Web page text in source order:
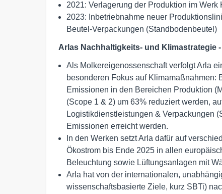
2021: Verlagerung der Produktion im Werk
2023: Inbetriebnahme neuer
Beutel-Verpackungen (Standbodenbeutel)
Arlas Nachhaltigkeits- und Klimastrategie
Als Molkereigenossenschaft verfolgt Arla
besonderen Fokus auf Klimamaßnahmen:
Emissionen in den Bereichen Produktion
(Scope 1 & 2) um 63% reduziert werden,
Logistikdienstleistungen & Verpackungen
Emissionen erreicht werden.
In den Werken setzt Arla dafür auf
Ökostrom bis Ende 2025 in allen
Beleuchtung sowie Lüftungsanlagen mit
Arla hat von der internationalen,
wissenschaftsbasierte Ziele, kurz SBTi)